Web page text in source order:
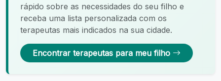
rápido sobre as necessidades do seu filho e
receba uma lista personalizada com os
terapeutas mais indicados na sua cidade.
Encontrar terapeutas para meu filho